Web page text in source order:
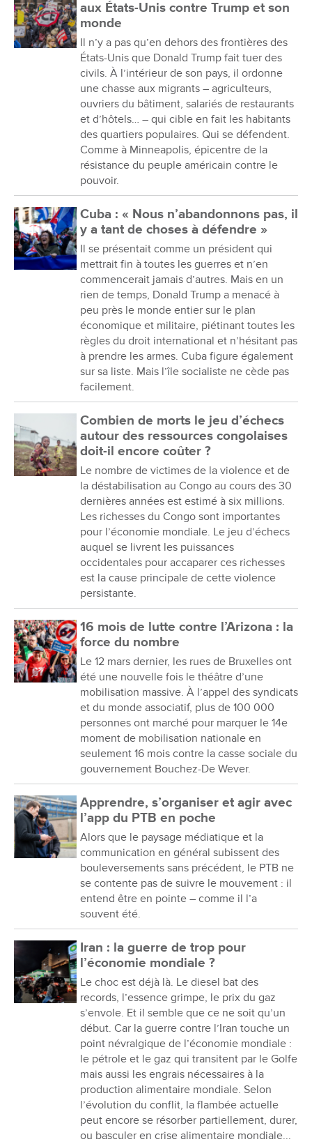
aux États-Unis contre Trump et son
monde
Il n’y a pas qu’en dehors des frontières des
États-Unis que Donald Trump fait tuer des
civils. À l’intérieur de son pays, il ordonne
une chasse aux migrants – agriculteurs,
ouvriers du bâtiment, salariés de restaurants
et d’hôtels… – qui cible en fait les habitants
des quartiers populaires. Qui se défendent.
Comme à Minneapolis, épicentre de la
résistance du peuple américain contre le
pouvoir.
Cuba : « Nous n’abandonnons pas, il
y a tant de choses à défendre »
Il se présentait comme un président qui
mettrait fin à toutes les guerres et n’en
commencerait jamais d’autres. Mais en un
rien de temps, Donald Trump a menacé à
peu près le monde entier sur le plan
économique et militaire, piétinant toutes les
règles du droit international et n’hésitant pas
à prendre les armes. Cuba figure également
sur sa liste. Mais l’île socialiste ne cède pas
facilement.
Combien de morts le jeu d’échecs
autour des ressources congolaises
doit-il encore coûter ?
Le nombre de victimes de la violence et de
la déstabilisation au Congo au cours des 30
dernières années est estimé à six millions.
Les richesses du Congo sont importantes
pour l’économie mondiale. Le jeu d’échecs
auquel se livrent les puissances
occidentales pour accaparer ces richesses
est la cause principale de cette violence
persistante.
16 mois de lutte contre l’Arizona : la
force du nombre
Le 12 mars dernier, les rues de Bruxelles ont
été une nouvelle fois le théâtre d’une
mobilisation massive. À l’appel des syndicats
et du monde associatif, plus de 100 000
personnes ont marché pour marquer le 14e
moment de mobilisation nationale en
seulement 16 mois contre la casse sociale du
gouvernement Bouchez-De Wever.
Apprendre, s’organiser et agir avec
l’app du PTB en poche
Alors que le paysage médiatique et la
communication en général subissent des
bouleversements sans précédent, le PTB ne
se contente pas de suivre le mouvement : il
entend être en pointe – comme il l’a
souvent été.
Iran : la guerre de trop pour
l’économie mondiale ?
Le choc est déjà là. Le diesel bat des
records, l’essence grimpe, le prix du gaz
s’envole. Et il semble que ce ne soit qu’un
début. Car la guerre contre l’Iran touche un
point névralgique de l’économie mondiale :
le pétrole et le gaz qui transitent par le Golfe
mais aussi les engrais nécessaires à la
production alimentaire mondiale. Selon
l’évolution du conflit, la flambée actuelle
peut encore se résorber partiellement, durer,
ou basculer en crise alimentaire mondiale...